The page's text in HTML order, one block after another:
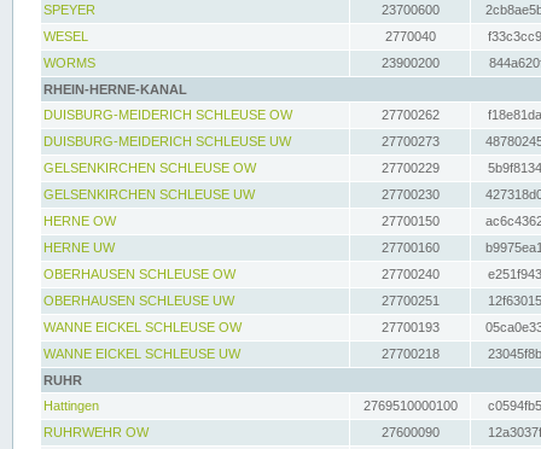
SPEYER
23700600
WESEL
2770040
WORMS
23900200
RHEIN-HERNE-KANAL
DUISBURG-MEIDERICH SCHLEUSE OW
27700262
DUISBURG-MEIDERICH SCHLEUSE UW
27700273
GELSENKIRCHEN SCHLEUSE OW
27700229
GELSENKIRCHEN SCHLEUSE UW
27700230
HERNE OW
27700150
HERNE UW
27700160
OBERHAUSEN SCHLEUSE OW
27700240
OBERHAUSEN SCHLEUSE UW
27700251
WANNE EICKEL SCHLEUSE OW
27700193
WANNE EICKEL SCHLEUSE UW
27700218
RUHR
Hattingen
2769510000100
RUHRWEHR OW
27600090